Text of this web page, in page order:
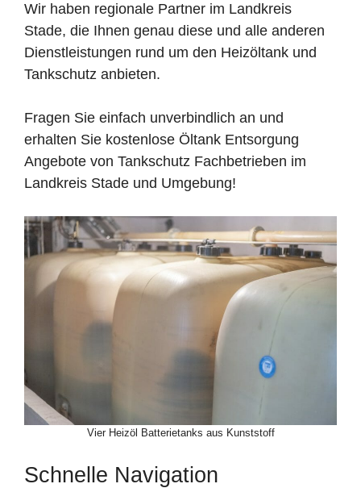
Wir haben regionale Partner im Landkreis
Stade, die Ihnen genau diese und alle anderen
Dienstleistungen rund um den Heizöltank und
Tankschutz anbieten.
Fragen Sie einfach unverbindlich an und
erhalten Sie kostenlose Öltank Entsorgung
Angebote von Tankschutz Fachbetrieben im
Landkreis Stade und Umgebung!
Vier Heizöl Batterietanks aus Kunststoff
Schnelle Navigation